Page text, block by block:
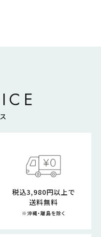
税込3,980円以上で
送料無料
※沖縄・離島を除く